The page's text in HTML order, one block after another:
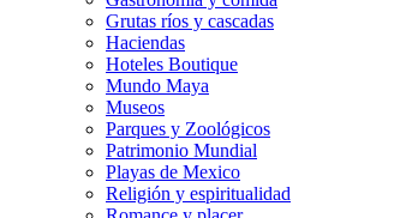
Grutas ríos y cascadas
Haciendas
Hoteles Boutique
Mundo Maya
Museos
Parques y Zoológicos
Patrimonio Mundial
Playas de Mexico
Religión y espiritualidad